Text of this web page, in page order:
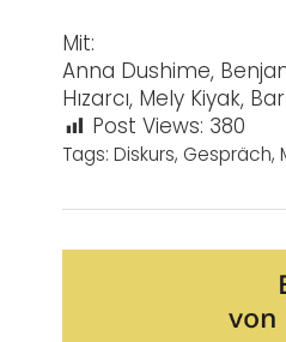
Mit:
Anna Dushime,
Hızarcı, Mely Kiyak,
Post Views: 380
Tags: Diskurs, Gespräch,